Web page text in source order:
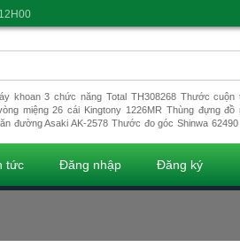
khoan 3 chức năng Total TH308268 Thước cuộn
miệng 26 cái Kingtony 1226MR Thùng đựng đồ
đường Asaki AK-2578 Thước đo góc Shinwa 62490
tức Đăng nhập Đăng ký